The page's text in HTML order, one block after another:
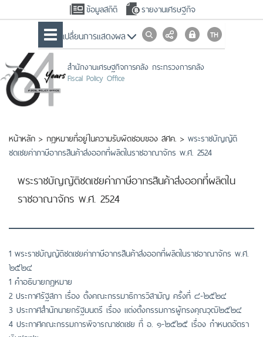
ข้อมูลสถิติ รายงานเศรษฐกิจ
เปลื่ยนการแสดงผล
สำนักงานเศรษฐกิจการคลัง กระทรวงการคลัง
Fiscal Policy Office
หน้าหลัก > กฎหมายที่อยู่ในความรับผิดชอบของ สศค. > พระราชบัญญัติ
ชดเชยค่าภาษีอากรสินค้าส่งออกที่ผลิตในราชอาณาจักร พ.ศ. 2524
พระราชบัญญัติชดเชยค่าภาษีอากรสินค้าส่งออกที่ผลิตใน
ราชอาณาจักร พ.ศ. 2524
1 พระราชบัญญัติชดเชยค่าภาษีอากรสินค้าส่งออกที่ผลิตในราชอาณาจักร พ.ศ.
๒๕๒๔
1 คำอธิบายกฎหมาย
2 ประกาศรัฐสภา เรื่อง ตั้งคณะกรรมาธิการวิสามัญ ครั้งที่ ๘-๒๕๒๔
3 ประกาศสำนักนายกรัฐมนตรี เรื่อง แต่งตั้งกรรมการผู้ทรงคุณวุฒิ๒๕๒๔
4 ประกาศคณะกรรมการพิจารณาชดเชย ที่ อ. ๑-๒๕๒๕ เรื่อง กำหนดอัตรา